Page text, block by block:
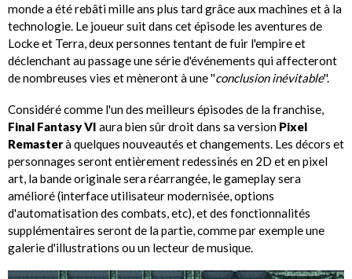
monde a été rebâti mille ans plus tard grâce aux machines et à la
technologie. Le joueur suit dans cet épisode les aventures de
Locke et Terra, deux personnes tentant de fuir l'empire et
déclenchant au passage une série d'événements qui affecteront
de nombreuses vies et mèneront à une ''conclusion inévitable''.
Considéré comme l'un des meilleurs épisodes de la franchise,
Final Fantasy VI aura bien sûr droit dans sa version Pixel
Remasterà quelques nouveautés et changements. Les décors et
personnages seront entièrement redessinés en 2D et en pixel
art, la bande originale sera réarrangée, le gameplay sera
amélioré (interface utilisateur modernisée, options
d'automatisation des combats, etc), et des fonctionnalités
supplémentaires seront de la partie, comme par exemple une
galerie d'illustrations ou un lecteur de musique.